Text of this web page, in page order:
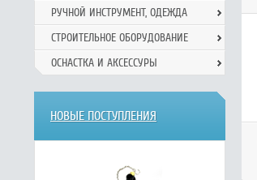
РУЧНОЙ ИНCТРУМЕНТ, ОДЕЖДА
СТРОИТЕЛЬНОЕ ОБОРУДОВАНИЕ
ОСНАСТКА И АКСЕССУРЫ
НОВЫЕ ПОСТУПЛЕНИЯ